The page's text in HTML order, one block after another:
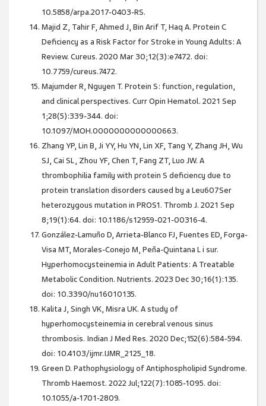
10.5858/arpa.2017-0403-RS.
Majid Z, Tahir F, Ahmed J, Bin Arif T, Haq A. Protein C
Deficiency as a Risk Factor for Stroke in Young Adults: A
Review. Cureus. 2020 Mar 30;12(3):e7472. doi:
10.7759/cureus.7472.
Majumder R, Nguyen T. Protein S: function, regulation,
and clinical perspectives. Curr Opin Hematol. 2021 Sep
1;28(5):339-344. doi:
10.1097/MOH.0000000000000663.
Zhang YP, Lin B, Ji YY, Hu YN, Lin XF, Tang Y, Zhang JH, Wu
SJ, Cai SL, Zhou YF, Chen T, Fang ZT, Luo JW. A
thrombophilia family with protein S deficiency due to
protein translation disorders caused by a Leu607Ser
heterozygous mutation in PROS1. Thromb J. 2021 Sep
8;19(1):64. doi: 10.1186/s12959-021-00316-4.
González-Lamuño D, Arrieta-Blanco FJ, Fuentes ED, Forga-
Visa MT, Morales-Conejo M, Peña-Quintana L i sur.
Hyperhomocysteinemia in Adult Patients: A Treatable
Metabolic Condition. Nutrients. 2023 Dec 30;16(1):135.
doi: 10.3390/nu16010135.
Kalita J, Singh VK, Misra UK. A study of
hyperhomocysteinemia in cerebral venous sinus
thrombosis. Indian J Med Res. 2020 Dec;152(6):584-594.
doi: 10.4103/ijmr.IJMR_2125_18.
Green D. Pathophysiology of Antiphospholipid Syndrome.
Thromb Haemost. 2022 Jul;122(7):1085-1095. doi:
10.1055/a-1701-2809.